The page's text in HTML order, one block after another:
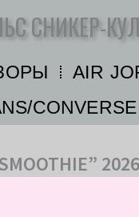
СНИКЕР-
AIR
CONVERSE